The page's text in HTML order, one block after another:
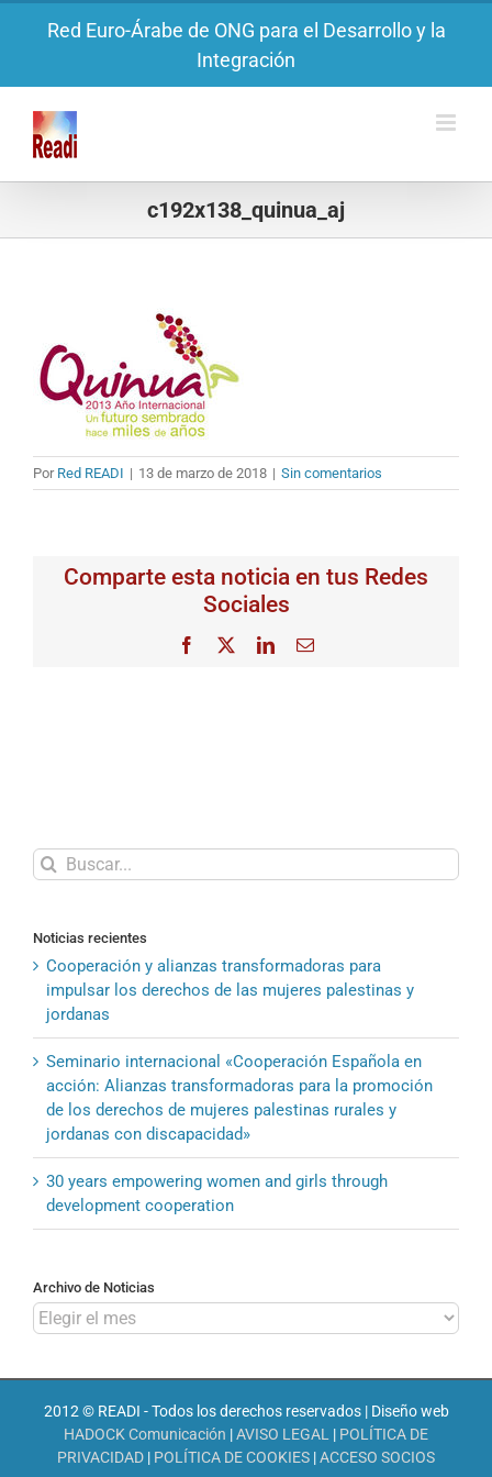
Red Euro-Árabe de ONG para el Desarrollo y la
Integración
c192x138_quinua_aj
Por Red READI | 13 de marzo de 2018 | Sin comentarios
Comparte esta noticia en tus Redes
Sociales
Facebook LinkedInCorreo
Buscar:
Noticias recientes
Cooperación y alianzas transformadoras para
impulsar los derechos de las mujeres palestinas y
jordanas
Seminario internacional «Cooperación Española en
acción: Alianzas transformadoras para la promoción
de los derechos de mujeres palestinas rurales y
jordanas con discapacidad»
30 years empowering women and girls through
development cooperation
Archivo de Noticias
Archivo
de
2012 © READI - Todos los derechos reservados | Diseño web
HADOCK Comunicación |AVISO LEGAL | POLÍTICA DE
PRIVACIDAD | POLÍTICA DE COOKIES |ACCESO SOCIOS